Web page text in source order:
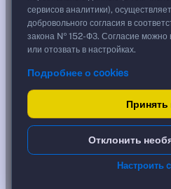
BB-
Тип
Корпоративная
Фикс
Доходность и цена
YTM эффективная
23.07.2027
сервисов аналитики),
добровольного согласия в
закона № 152-ФЗ. Согласие можно
или отозвать в настройках.
Подробнее о cookies
Принять
Отклонить
Настроить